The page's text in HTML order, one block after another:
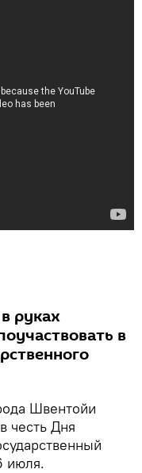
руках
в
Швентойи
честь Дня
июля.